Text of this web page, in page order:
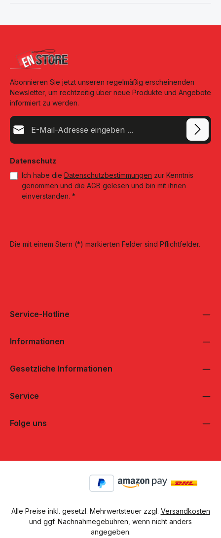
Abonnieren Sie jetzt unseren regelmäßig erscheinenden
Newsletter, um rechtzeitig über neue Produkte und Angebote
informiert zu werden.
E-Mail-Adresse*
Datenschutz
Ich habe die Datenschutzbestimmungen zur Kenntnis
genommen und die AGB gelesen und bin mit ihnen
einverstanden. *
Die mit einem Stern (*) markierten Felder sind Pflichtfelder.
Service-Hotline
Informationen
Gesetzliche Informationen
Service
Folge uns
Alle Preise inkl. gesetzl. Mehrwertsteuer zzgl. Versandkosten
und ggf. Nachnahmegebühren, wenn nicht anders
angegeben.